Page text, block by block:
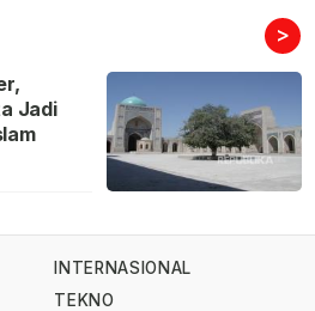
>
Jadi
INTERNASIONAL
TEKNO